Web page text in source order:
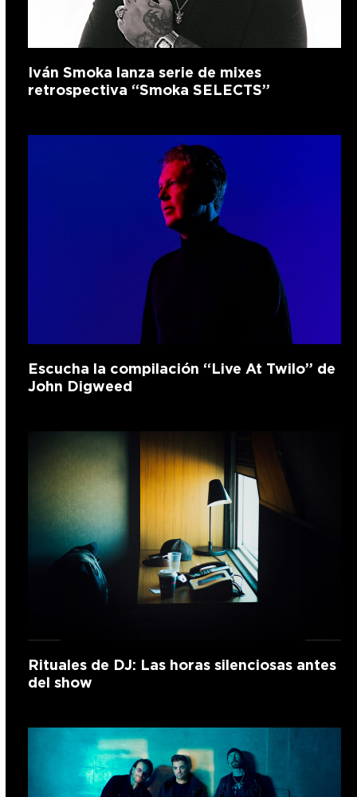
Iván Smoka lanza serie de mixes
retrospectiva “Smoka SELECTS”
Escucha la compilación “Live At Twilo” de
John Digweed
Rituales de DJ: Las horas silenciosas antes
del show